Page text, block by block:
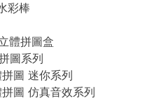
彩棒
體拼圖盒
圖系列
圖 迷你系列
圖 仿真音效系列